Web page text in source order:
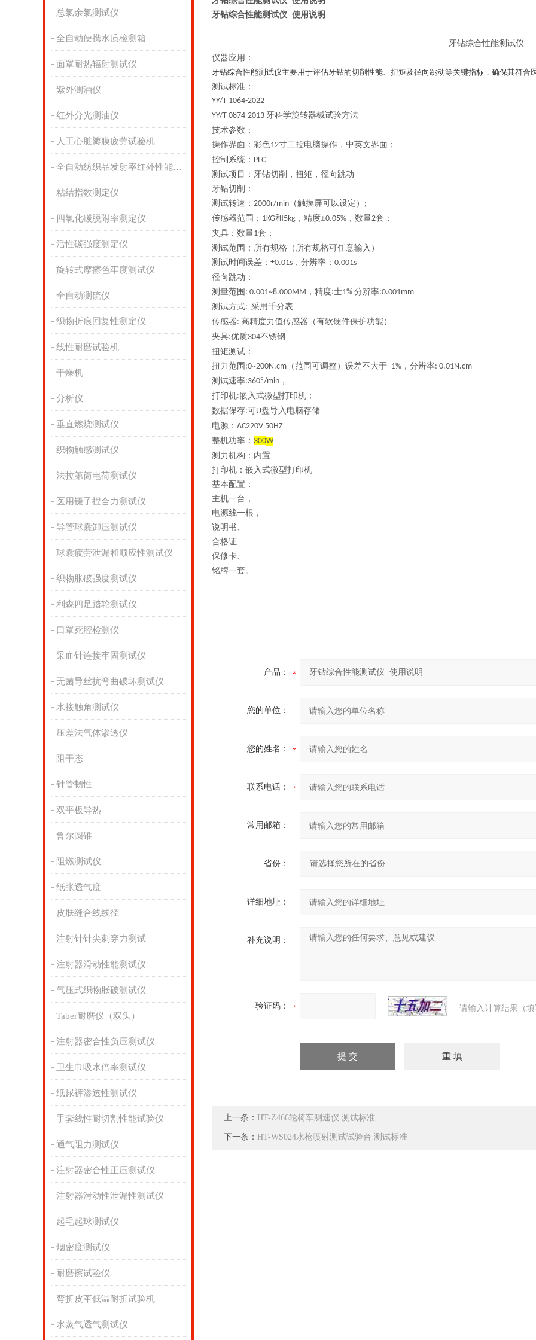
总氯余氯测试仪
全自动便携水质检测箱
面罩耐热辐射测试仪
紫外测油仪
红外分光测油仪
人工心脏瓣膜疲劳试验机
全自动纺织品发射率红外性能分析
粘结指数测定仪
四氯化碳脱附率测定仪
活性碳强度测定仪
旋转式摩擦色牢度测试仪
全自动测硫仪
织物折痕回复性测定仪
线性耐磨试验机
干燥机
分析仪
垂直燃烧测试仪
织物触感测试仪
法拉第筒电荷测试仪
医用镊子捏合力测试仪
导管球囊卸压测试仪
球囊疲劳泄漏和顺应性测试仪
织物胀破强度测试仪
利森四足踏轮测试仪
口罩死腔检测仪
采血针连接牢固测试仪
无菌导丝抗弯曲破坏测试仪
水接触角测试仪
压差法气体渗透仪
阻干态
针管韧性
双平板导热
鲁尔圆锥
阻燃测试仪
纸张透气度
皮肤缝合线线径
注射针针尖刺穿力测试
注射器滑动性能测试仪
气压式织物胀破测试仪
Taber耐磨仪（双头）
注射器密合性负压测试仪
卫生巾吸水倍率测试仪
纸尿裤渗透性测试仪
手套线性耐切割性能试验仪
通气阻力测试仪
注射器密合性正压测试仪
注射器滑动性泄漏性测试仪
起毛起球测试仪
烟密度测试仪
耐磨擦试验仪
弯折皮革低温耐折试验机
水蒸气透气测试仪
牙钻综合性能测试仪 使用说明
牙钻综合性能测试仪
仪器应用 ：
牙钻综合性能测试仪主要用于评估牙钻的切削性能、扭矩及径向跳动等关键指标，确保其符
测试标准：
YY/T 1064-2022
YY/T 0874-2013 牙科学旋转器械试验方法
技术参数：
操作界面： 彩色12寸工控电脑操作，中英文界面；
控制系统： PLC
测试项目：牙钻切削，扭矩，径向跳动
牙钻切削：
测试转速： 2000r/min （触摸屏可以设定） ;
传感器范围： 1KG和 5kg ，精度±0.05% ，数量2套；
夹具：数量1套；
测试范围：所有规格（所有规格可任意输入）
测试时间误差： ±0.01s ，分辨率： 0.001s
径向跳动：
测量范围 : 0.001~8.000MM ，精度:士1% 分辨率:0.001mm
测试方式: 采用千分表
传感器: 高精度力值传感器（有软硬件保护功能）
夹具:优质304不锈钢
扭矩测试：
扭力范围 :0~200N.cm （范围可调整）误差不大于+1% ，分辨率: 0.01N.cm
测试速率:360°/min ，
打印机:嵌入式微型打印机；
数据保存:可U盘导入电脑存储
电源： AC220V 50HZ
整机功率： 300W
测力机构：内置
打印机： 嵌入式微型打印机
基本配置：
主机一台，
电源线一根，
说明书、
合格证
保修卡、
铭牌一套。
产品：
您的单位：
您的姓名：
联系电话：
常用邮箱：
省份：
详细地址：
补充说明：
验证码： 请输入计算结果（
上一条： HT-Z466轮椅车测速仪 测试标准
下一条： HT-WS024水枪喷射测试试验台 测试标准